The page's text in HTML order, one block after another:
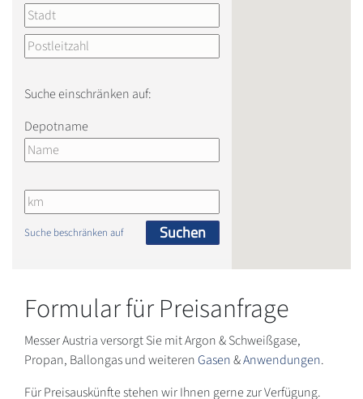
Suche einschränken auf:
Depotname
Suche beschränken auf Suchen
Formular für Preisanfrage
Messer Austria versorgt Sie mit Argon & Schweißgase,
Propan, Ballongas und weiterenGasen&Anwendungen.
Für Preisauskünfte stehen wir Ihnen gerne zur Verfügung.